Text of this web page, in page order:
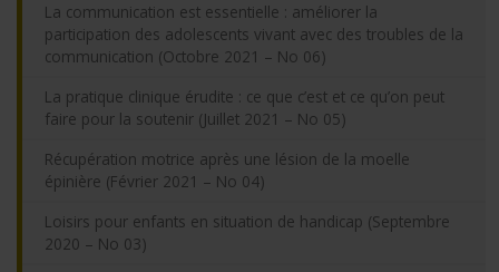
La communication est essentielle : améliorer la
participation des adolescents vivant avec des troubles de la
communication (Octobre 2021 – No 06)
La pratique clinique érudite : ce que c’est et ce qu’on peut
faire pour la soutenir (Juillet 2021 – No 05)
Récupération motrice après une lésion de la moelle
épinière (Février 2021 – No 04)
Loisirs pour enfants en situation de handicap (Septembre
2020 – No 03)